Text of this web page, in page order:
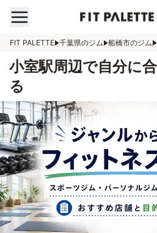
FIT PALETTE 千葉県のジム 船橋市のジム
小室駅周辺で自分に
る